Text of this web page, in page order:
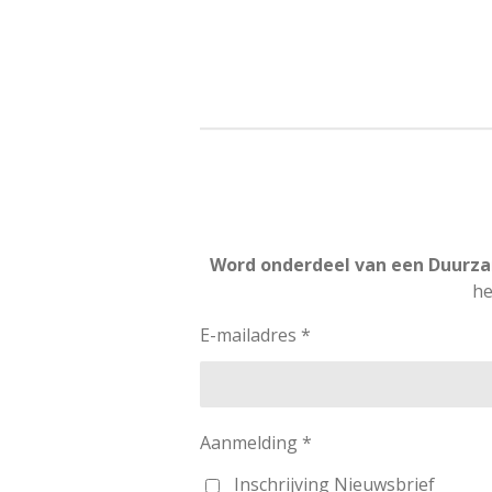
Word onderdeel van een
E-mailadres *
Aanmelding *
Inschrijving Nieuwsbrief